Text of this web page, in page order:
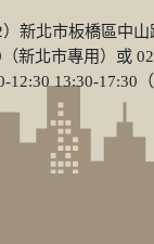
新北市板橋區中
新北市專用）或
12:30 13:30-17:30